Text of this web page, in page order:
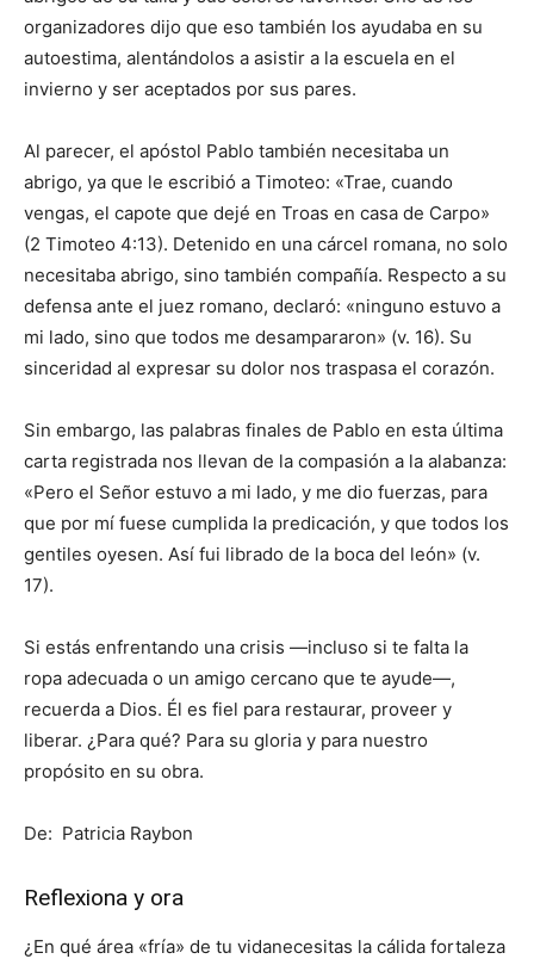
organizadores dijo que eso también los ayudaba en su
autoestima, alentándolos a asistir a la escuela en el
invierno y ser aceptados por sus pares.
Al parecer, el apóstol Pablo también necesitaba un
abrigo, ya que le escribió a Timoteo: «Trae, cuando
vengas, el capote que dejé en Troas en casa de Carpo»
(2 Timoteo 4:13). Detenido en una cárcel romana, no solo
necesitaba abrigo, sino también compañía. Respecto a su
defensa ante el juez romano, declaró: «ninguno estuvo a
mi lado, sino que todos me desampararon» (v. 16). Su
sinceridad al expresar su dolor nos traspasa el corazón.
Sin embargo, las palabras finales de Pablo en esta última
carta registrada nos llevan de la compasión a la alabanza:
«Pero el Señor estuvo a mi lado, y me dio fuerzas, para
que por mí fuese cumplida la predicación, y que todos los
gentiles oyesen. Así fui librado de la boca del león» (v.
17).
Si estás enfrentando una crisis —incluso si te falta la
ropa adecuada o un amigo cercano que te ayude—,
recuerda a Dios. Él es fiel para restaurar, proveer y
liberar. ¿Para qué? Para su gloria y para nuestro
propósito en su obra.
De: Patricia Raybon
Reflexiona y ora
¿En qué área «fría» de tu vidanecesitas la cálida fortaleza